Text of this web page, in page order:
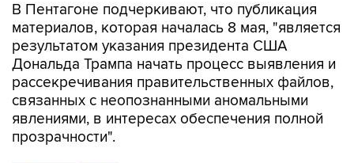
В Пентагоне подчеркивают, что публикация
материалов, которая началась 8 мая, "является
результатом указания президента США
Дональда Трампа начать процесс выявления и
рассекречивания правительственных файлов,
связанных с неопознанными аномальными
явлениями, в интересах обеспечения полной
прозрачности".